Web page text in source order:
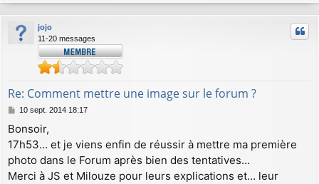
a
u
jojo
11-20 messages
Re: Comment mettre une image sur le forum ?
M
s
s
a
g
e
10 sept. 2014 18:17
Bonsoir,
17h53… et je viens enfin de réussir à mettre ma première
photo dans le Forum après bien des tentatives…
Merci à JS et Milouze pour leurs explications et… leur